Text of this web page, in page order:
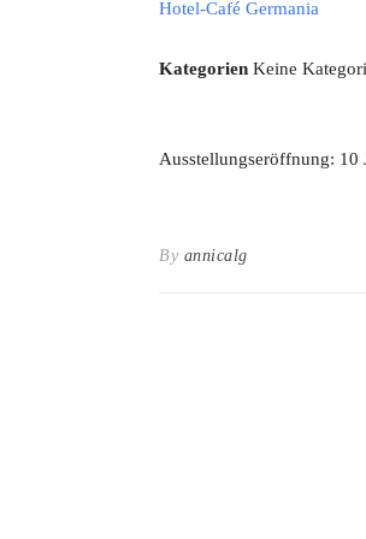
Hotel-Café Germania
Kategorien Keine
Ausstellungseröffnung: 10
By annicalg